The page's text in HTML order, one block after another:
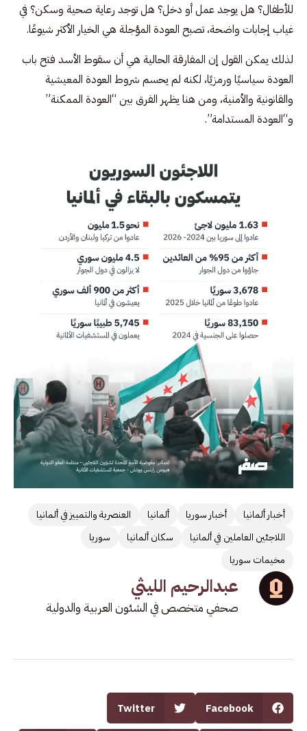
للأطفال؟ هل يوجد عمل أو دخل؟ هل توجد رعاية صحية وسكن؟ في
غياب إجابات واضحة، تصبح العودة المؤجلة هي الخيار الأكثر شيوعًا.
لذلك يمكن القول إن المفارقة الحالية هي أن سقوط الأسد فتح باب
العودة سياسيًا ورمزيًا، لكنه لم يحسم شروط العودة المعيشية
والقانونية والأمنية، ومن هنا يظهر الفرق بين “العودة الممكنة”
و“العودة المستدامة”.
أخبار ألمانيا أخبار سوريا ألمانيا
العنصرية والتمييز في ألمانيا
اللاجئين العاملين في ألمانيا
سكان ألمانيا
سوريا
مخيمات سوريا
عبدالرحيم الليثي
صحفي متخصص في الشئون العربية والدولية
Facebook
Twitter